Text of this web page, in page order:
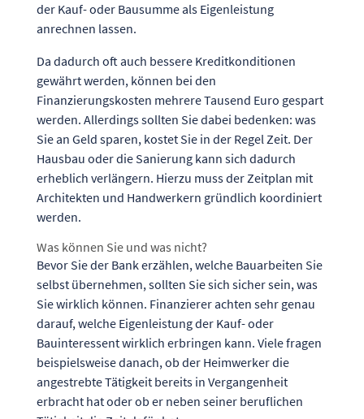
der Kauf- oder Bausumme als Eigenleistung
anrechnen lassen.
Da dadurch oft auch bessere Kreditkonditionen
gewährt werden, können bei den
Finanzierungskosten mehrere Tausend Euro gespart
werden. Allerdings sollten Sie dabei bedenken: was
Sie an Geld sparen, kostet Sie in der Regel Zeit. Der
Hausbau oder die Sanierung kann sich dadurch
erheblich verlängern. Hierzu muss der Zeitplan mit
Architekten und Handwerkern gründlich koordiniert
werden.
Was können Sie und was nicht?
Bevor Sie der Bank erzählen, welche Bauarbeiten Sie
selbst übernehmen, sollten Sie sich sicher sein, was
Sie wirklich können. Finanzierer achten sehr genau
darauf, welche Eigenleistung der Kauf- oder
Bauinteressent wirklich erbringen kann. Viele fragen
beispielsweise danach, ob der Heimwerker die
angestrebte Tätigkeit bereits in Vergangenheit
erbracht hat oder ob er neben seiner beruflichen